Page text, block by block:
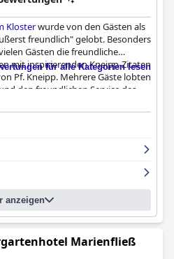
Klosterwurde von den Gästen als
freundlich" gelobt. Besonders
Gästen die freundliche
mit inspirierenden Kneipp-Zitaten
Pf. Kneipp. Mehrere Gäste lobten
den freundlichen Service des
berichtete von einer weniger
am Morgen, aber die Mehrheit der
Freundlichkeit und
Insgesamt waren die Gäste mit
für alle Kategorien lesen
anzeigen
Marienfließ